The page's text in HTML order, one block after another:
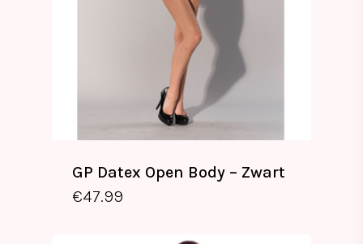
GP Datex Open Body – Zwart
€47.99